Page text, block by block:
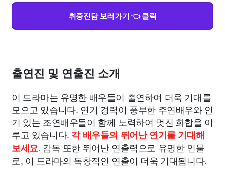
취중진담 보러가기 👈 클릭
출연진 및 연출진 소개
이 드라마는 유명한 배우들이 출연하여 더욱 기대를
모으고 있습니다. 연기 경력이 풍부한 주연배우와 인
기 있는 조연배우들이 함께 노력하여 멋진 화합을 이
루고 있습니다. 각 배우들의 뛰어난 연기를 기대해
보세요. 감독 또한 뛰어난 연출력으로 유명한 인물
로, 이 드라마의 독창적인 연출이 더욱 기대됩니다.